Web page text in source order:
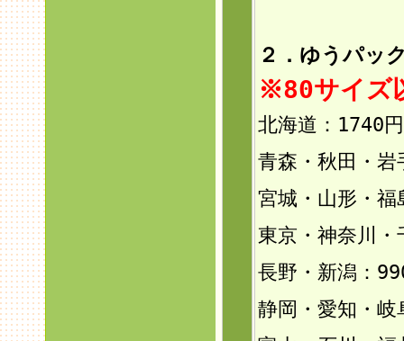
２．ゆうパッ
※80サイズ
北海道：1740円
青森・秋田・
宮城・山形・
東京・神奈川
長野・新潟：
静岡・愛知・